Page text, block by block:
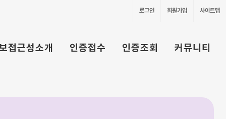
로그인 회원가입 사이트맵
접근성소개 인증접수 인증조회 커뮤니티